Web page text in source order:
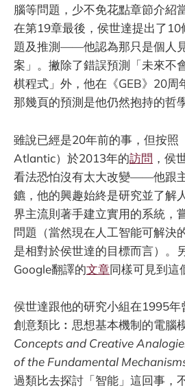
腦等問題，少不免花點章節介紹
在第19章最後，侯世達提出了10
題及推測——他認為那只是個人
案」。撇除了錯誤預測「未來不
棋程式」外，他在《GEB》20周
那幾頁的預測是他仍然抱持的哲
雖說已經是20年前的事，但按照
Atlantic）於2013年的訪問 ，侯
看法恐怕沒有太大改變——他跟
鑣，他的興趣始終是研究並了解
界主流則著手建立實用的系統，
問題（當然現在人工智能可解決
是相對於侯世達的目標而言）。
Google翻譯的文章同樣可見到這
侯世達跟他的研究小組在1995
創意類比︰思想基本機制的電腦
Concepts and Creative
of the Fundamental
過類比去探討「智能」這回事，